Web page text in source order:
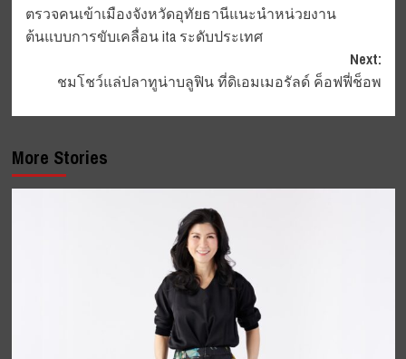
navigation
ตรวจคนเข้าเมืองจังหวัดอุทัยธานีแนะนำหน่วยงาน
ต้นแบบการขับเคลื่อน ita ระดับประเทศ
Next:
ชมโชว์แล่ปลาทูน่าบลูฟิน ที่ดิเอมเมอรัลด์ ค็อฟฟี่ช็อพ
More Stories